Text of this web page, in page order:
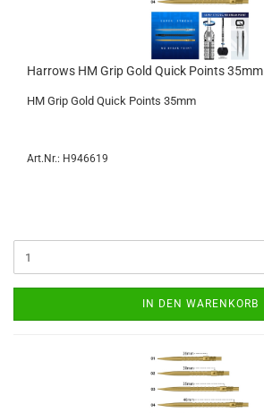
Har­rows HM Grip Gold Quick Points 35mm
HM Grip Gold Quick Points 35mm
Art.Nr.: H946619
IN DEN WARENKORB